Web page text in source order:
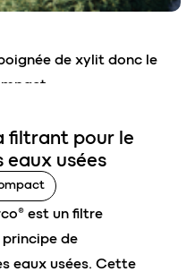
filtrant pour le
eaux usées
est un filtre
de
eaux usées. Cette